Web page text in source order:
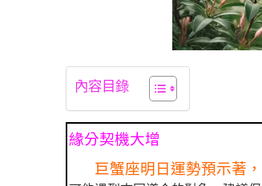
內容目錄
緣分契機大增
巨蟹座明日運勢預示著